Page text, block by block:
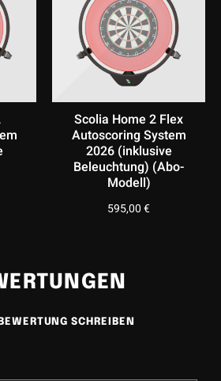
Design sowie signifikanten
Hardware und Software revolutioniert
Entdecken Sie die Spitzenleistung
das
Scolia Home 2zu einem
für Dart-Enthusiasten macht.
2 System ganz einfach, mithilfe
Bohrvorlage.
Scolia Home 2 Flex
Autoscoring System
2026 (inklusive
Beleuchtung) (Abo-
Modell)
595,00€
SCHREIBEN